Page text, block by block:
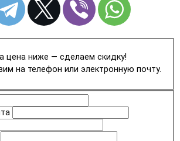
цена ниже — сделаем скидку!
на телефон или электронную почту.